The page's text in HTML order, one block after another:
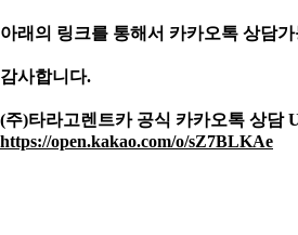
아래의 링크를 통해서 카카오톡 상담
감사합니다.
(주)타라고렌트카 공식 카카오톡 상담
https://open.kakao.com/o/sZ7BLKAe